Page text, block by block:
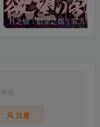
论
注册